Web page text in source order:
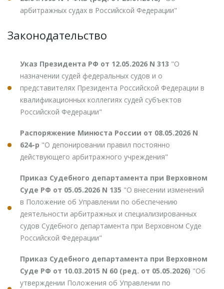
арбитражных судах в Российской Федерации"
Законодательство
Указ Президента РФ от 12.05.2026 N 313 "О
назначении судей федеральных судов и о
представителях Президента Российской Федерации в
квалификационных коллегиях судей субъектов
Российской Федерации"
Распоряжение Минюста России от 08.05.2026 N
624-р "О депонировании правил постоянно
действующего арбитражного учреждения"
Приказ Судебного департамента при Верховном
Суде РФ от 05.05.2026 N 135 "О внесении изменений
в Положение об Управлении по обеспечению
деятельности арбитражных и специализированных
судов Судебного департамента при Верховном Суде
Российской Федерации"
Приказ Судебного департамента при Верховном
Суде РФ от 10.03.2015 N 60 (ред. от 05.05.2026) "Об
утверждении Положения об Управлении по